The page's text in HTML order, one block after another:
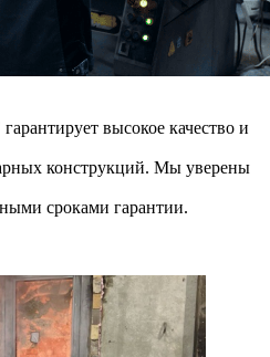
высокое качество и
конструкций. Мы уверены
сроками гарантии.